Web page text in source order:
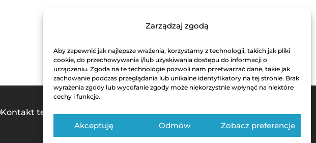
Zarządzaj zgodą
Aby zapewnić jak najlepsze wrażenia, korzystamy z technologii, takich jak pliki
cookie, do przechowywania i/lub uzyskiwania dostępu do informacji o
urządzeniu. Zgoda na te technologie pozwoli nam przetwarzać dane, takie jak
zachowanie podczas przeglądania lub unikalne identyfikatory na tej stronie. Brak
wyrażenia zgody lub wycofanie zgody może niekorzystnie wpłynąć na niektóre
cechy i funkcje.
Akceptuję Odmów Zobacz preferencje
Kontakt techniczny